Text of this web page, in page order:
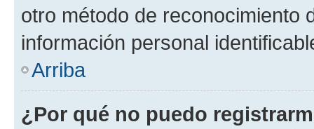
otro método de reconocimiento
información personal
Arriba
¿Por qué no puedo